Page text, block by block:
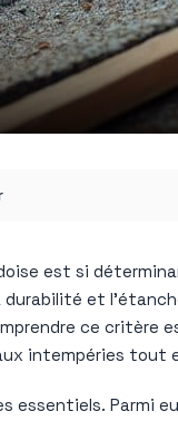
est si
et
ce critère
intempéries
essentiels. Parmi